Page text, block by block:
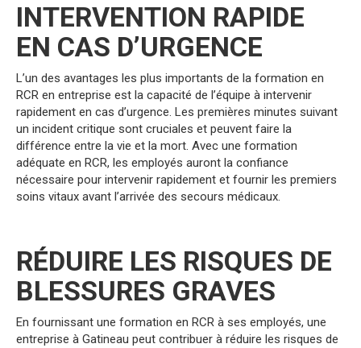
INTERVENTION RAPIDE
EN CAS D’URGENCE
L’un des avantages les plus importants de la formation en
RCR en entreprise est la capacité de l’équipe à intervenir
rapidement en cas d’urgence. Les premières minutes suivant
un incident critique sont cruciales et peuvent faire la
différence entre la vie et la mort. Avec une formation
adéquate en RCR, les employés auront la confiance
nécessaire pour intervenir rapidement et fournir les premiers
soins vitaux avant l’arrivée des secours médicaux.
RÉDUIRE LES RISQUES DE
BLESSURES GRAVES
En fournissant une formation en RCR à ses employés, une
entreprise à Gatineau peut contribuer à réduire les risques de